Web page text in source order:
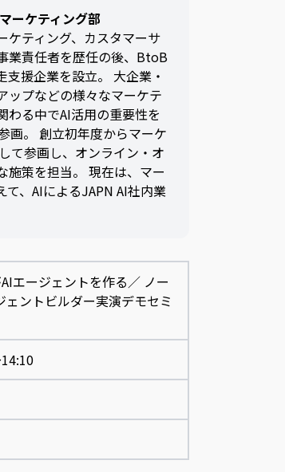
ーケティング部
ケティング、カスタマーサ
業責任者を歴任の後、BtoB
支援企業を設立。 大企業・
ップなどの様々なマーケテ
わる中でAI活用の重要性を
画。 創立初年度からマーケ
て参画し、オンライン・オ
施策を担当。 現在は、マー
て、AIによるJAPN AI社内業
エージェントを作る／ ノー
ェントビルダー実演デモセミ